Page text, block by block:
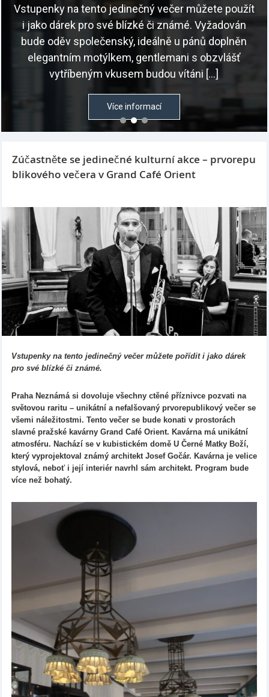
Vstupenky na tento jedinečný večer můžete použít
i jako dárek pro své blízké či známé. Vyžadován
bude oděv společenský, ideálně u pánů doplněn
elegantním motýlkem, gentlemani s obzvlášť
vytříbeným vkusem budou vítáni […]
Více informací
Zúčastněte se jedinečné kulturní akce – prvorepu
blikového večera v Grand Café Orient
Vstupenky na tento jedinečný večer můžete pořídit i jako dárek
pro své blízké či známé.
Praha Neznámá si dovoluje všechny ctěné příznivce pozvati na
světovou raritu – unikátní a nefalšovaný prvorepublikový večer se
všemi náležitostmi. Tento večer se bude konati v prostorách
slavné pražské kavárny Grand Café Orient. Kavárna má unikátní
atmosféru. Nachází se v kubistickém domě U Černé Matky Boží,
který vyprojektoval známý architekt Josef Gočár. Kavárna je velice
stylová, neboť i její interiér navrhl sám architekt. Program bude
více než bohatý.